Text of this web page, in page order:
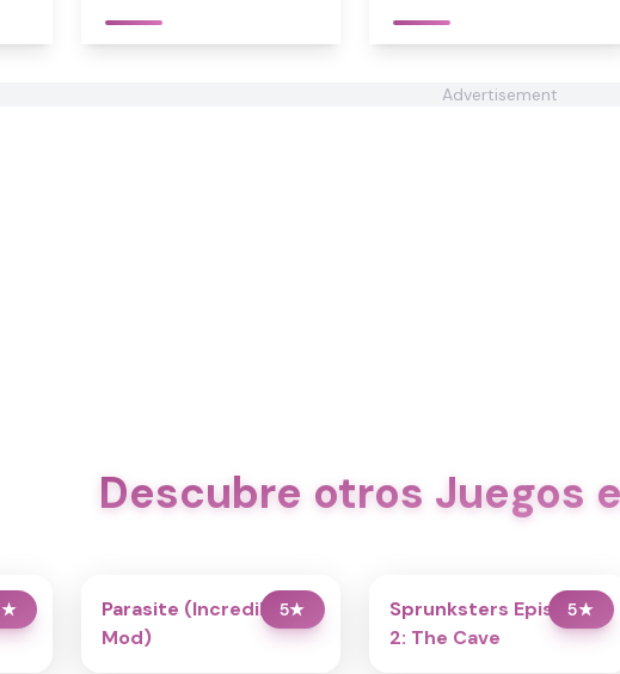
Advertisement
Descubre otros Juegos
★ 5★
Parasite (Incredibox
Mod)
5★
Sprunksters Episode
2: The Cave